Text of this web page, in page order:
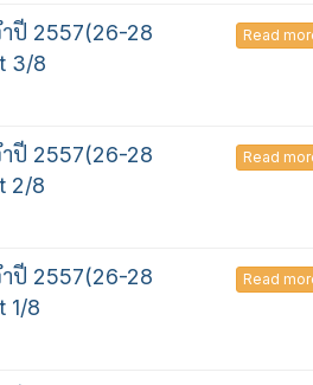
ำปี 2557(26-28
3/8
Read
ำปี 2557(26-28
2/8
Read
ำปี 2557(26-28
1/8
Read